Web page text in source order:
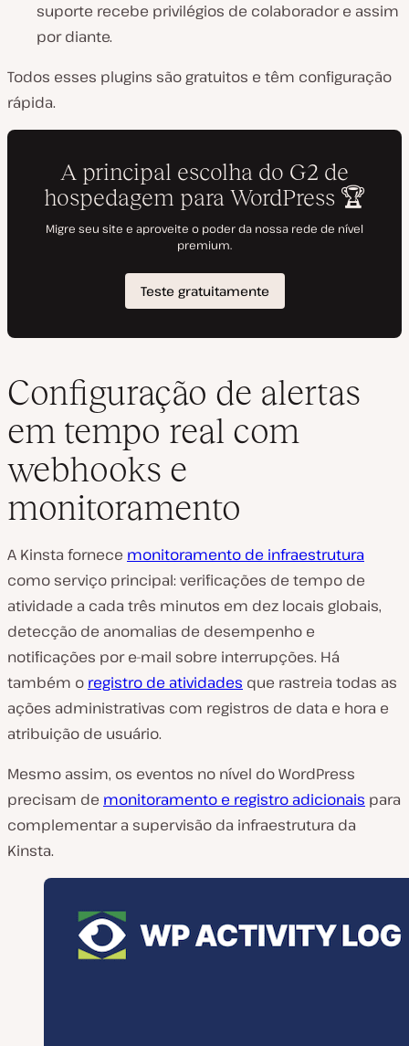
suporte recebe privilégios de colaborador e assim
por diante.
Todos esses plugins são gratuitos e têm configuração
rápida.
Configuração de alertas
em tempo real com
webhooks e
monitoramento
A Kinsta fornece monitoramento de infraestrutura
como serviço principal: verificações de tempo de
atividade a cada três minutos em dez locais globais,
detecção de anomalias de desempenho e
notificações por e-mail sobre interrupções. Há
também o registro de atividades que rastreia todas as
ações administrativas com registros de data e hora e
atribuição de usuário.
Mesmo assim, os eventos no nível do WordPress
precisam de monitoramento e registro adicionais para
complementar a supervisão da infraestrutura da
Kinsta.